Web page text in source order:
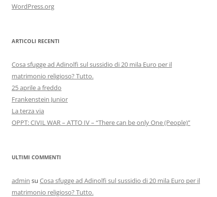
WordPress.org
ARTICOLI RECENTI
Cosa sfugge ad Adinolfi sul sussidio di 20 mila Euro per il
matrimonio religioso? Tutto.
25 aprile a freddo
Frankenstein Junior
La terza via
OPPT: CIVIL WAR – ATTO IV – “There can be only One (People)”
ULTIMI COMMENTI
admin su Cosa sfugge ad Adinolfi sul sussidio di 20 mila Euro per il
matrimonio religioso? Tutto.